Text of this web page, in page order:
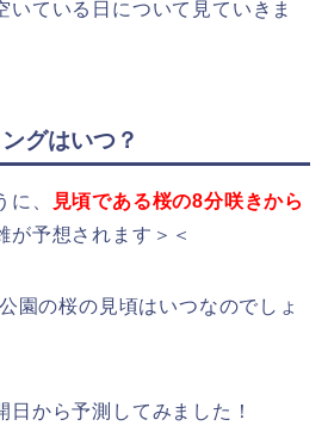
いている日について見ていきま
グはいつ？
、
見頃である桜の8分咲きから
が予想されます＞＜
園の桜の見頃はいつなのでしょ
日から予測してみました！